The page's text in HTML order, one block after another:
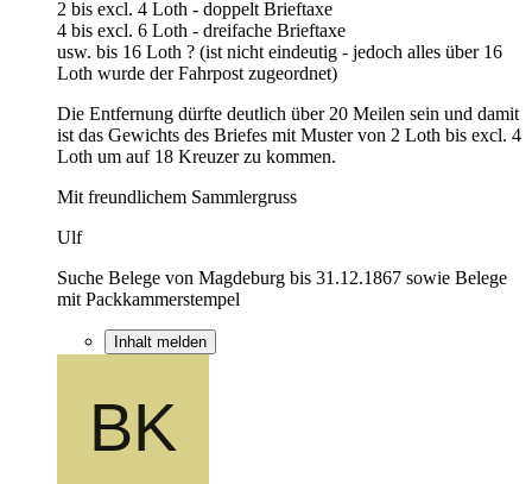
2 bis excl. 4 Loth - doppelt Brieftaxe
4 bis excl. 6 Loth - dreifache Brieftaxe
usw. bis 16 Loth ? (ist nicht eindeutig - jedoch alles über 16
Loth wurde der Fahrpost zugeordnet)
Die Entfernung dürfte deutlich über 20 Meilen sein und damit
ist das Gewichts des Briefes mit Muster von 2 Loth bis excl. 4
Loth um auf 18 Kreuzer zu kommen.
Mit freundlichem Sammlergruss
Ulf
Suche Belege von Magdeburg bis 31.12.1867 sowie Belege
mit Packkammerstempel
Inhalt melden